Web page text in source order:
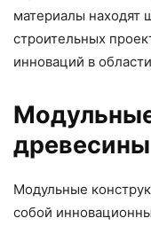
материалы находят
строительных
инноваций в
древесины
Модульные
собой